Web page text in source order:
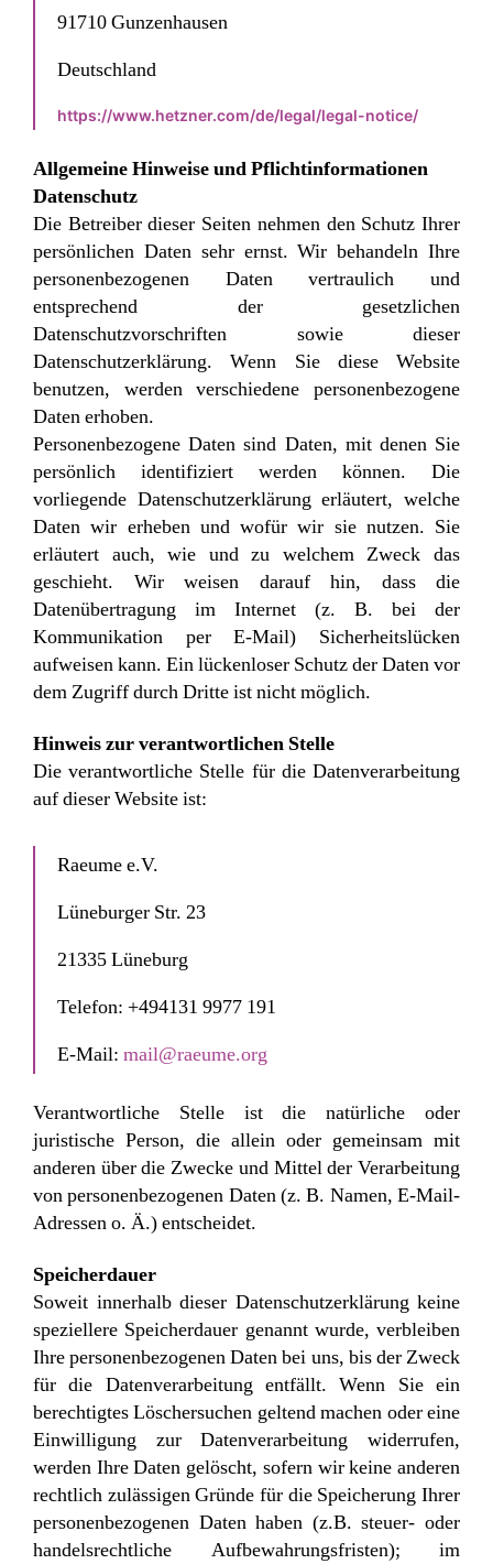
91710 Gunzenhausen
Deutschland
https://www.hetzner.com/de/legal/legal-notice/
Allgemeine Hinweise und Pflichtinformationen
Datenschutz
Die Betreiber dieser Seiten nehmen den Schutz Ihrer
persönlichen Daten sehr ernst. Wir behandeln Ihre
personenbezogenen Daten vertraulich und
entsprechend der gesetzlichen
Datenschutzvorschriften sowie dieser
Datenschutzerklärung. Wenn Sie diese Website
benutzen, werden verschiedene personenbezogene
Daten erhoben.
Personenbezogene Daten sind Daten, mit denen Sie
persönlich identifiziert werden können. Die
vorliegende Datenschutzerklärung erläutert, welche
Daten wir erheben und wofür wir sie nutzen. Sie
erläutert auch, wie und zu welchem Zweck das
geschieht. Wir weisen darauf hin, dass die
Datenübertragung im Internet (z. B. bei der
Kommunikation per E-Mail) Sicherheitslücken
aufweisen kann. Ein lückenloser Schutz der Daten vor
dem Zugriff durch Dritte ist nicht möglich.
Hinweis zur verantwortlichen Stelle
Die verantwortliche Stelle für die Datenverarbeitung
auf dieser Website ist:
Raeume e.V.
Lüneburger Str. 23
21335 Lüneburg
Telefon: +494131 9977 191
E-Mail: mail@raeume.org
Verantwortliche Stelle ist die natürliche oder
juristische Person, die allein oder gemeinsam mit
anderen über die Zwecke und Mittel der Verarbeitung
von personenbezogenen Daten (z. B. Namen, E-Mail-
Adressen o. Ä.) entscheidet.
Speicherdauer
Soweit innerhalb dieser Datenschutzerklärung keine
speziellere Speicherdauer genannt wurde, verbleiben
Ihre personenbezogenen Daten bei uns, bis der Zweck
für die Datenverarbeitung entfällt. Wenn Sie ein
berechtigtes Löschersuchen geltend machen oder eine
Einwilligung zur Datenverarbeitung widerrufen,
werden Ihre Daten gelöscht, sofern wir keine anderen
rechtlich zulässigen Gründe für die Speicherung Ihrer
personenbezogenen Daten haben (z.B. steuer- oder
handelsrechtliche Aufbewahrungsfristen); im